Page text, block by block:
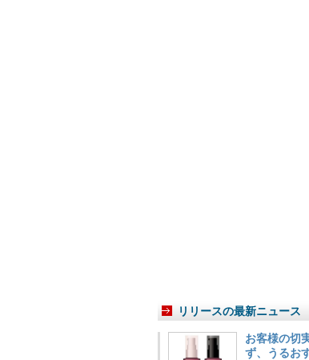
リリースの最新ニュース
お客様の切
ず、うるお